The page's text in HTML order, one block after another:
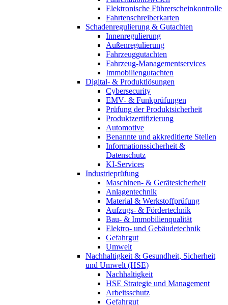
Elektronische Führerscheinkontrolle
Fahrtenschreiberkarten
Schadenregulierung & Gutachten
Innenregulierung
Außenregulierung
Fahrzeuggutachten
Fahrzeug-Managementservices
Immobiliengutachten
Digital- & Produktlösungen
Cybersecurity
EMV- & Funkprüfungen
Prüfung der Produktsicherheit
Produktzertifizierung
Automotive
Benannte und akkreditierte Stellen
Informationssicherheit &
Datenschutz
KI-Services
Industrieprüfung
Maschinen- & Gerätesicherheit
Anlagentechnik
Material & Werkstoffprüfung
Aufzugs- & Fördertechnik
Bau- & Immobilienqualität
Elektro- und Gebäudetechnik
Gefahrgut
Umwelt
Nachhaltigkeit & Gesundheit, Sicherheit
und Umwelt (HSE)
Nachhaltigkeit
HSE Strategie und Management
Arbeitsschutz
Gefahrgut